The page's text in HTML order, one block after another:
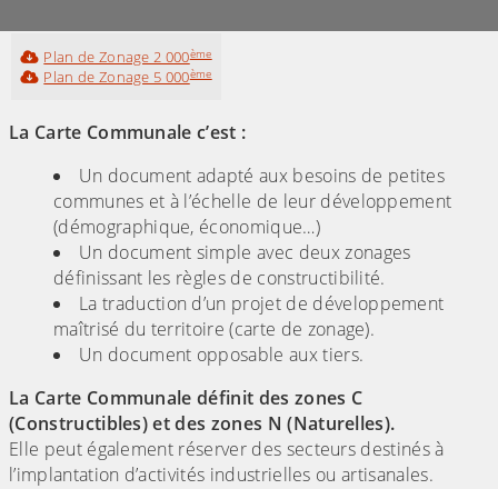
Plan de Zonage 2 000ème
Plan de Zonage 5 000ème
La Carte Communale c’est :
Un document adapté aux besoins de petites
communes et à l’échelle de leur développement
(démographique, économique…)
Un document simple avec deux zonages
définissant les règles de constructibilité.
La traduction d’un projet de développement
maîtrisé du territoire (carte de zonage).
Un document opposable aux tiers.
La Carte Communale définit des zones C
(Constructibles) et des zones N (Naturelles).
Elle peut également réserver des secteurs destinés à
l’implantation d’activités industrielles ou artisanales.